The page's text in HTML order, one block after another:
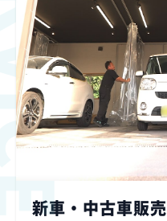
新車・中古車販売